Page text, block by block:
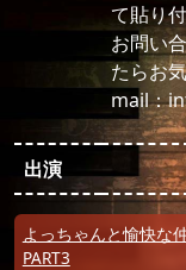
て貼り
お問い
たらお
mail：
出演
投稿ナビゲ
よっちゃんと愉快な
PART3